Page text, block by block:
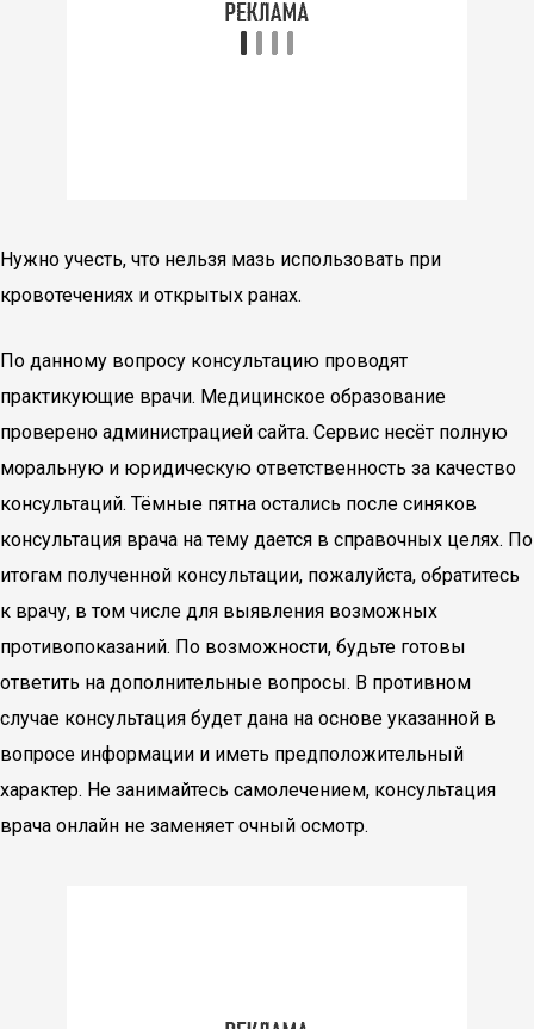
Нужно учесть, что нельзя мазь использовать при
кровотечениях и открытых ранах.
По данному вопросу консультацию проводят
практикующие врачи. Медицинское образование
проверено администрацией сайта. Сервис несёт полную
моральную и юридическую ответственность за качество
консультаций. Тёмные пятна остались после синяков
консультация врача на тему дается в справочных целях. По
итогам полученной консультации, пожалуйста, обратитесь
к врачу, в том числе для выявления возможных
противопоказаний. По возможности, будьте готовы
ответить на дополнительные вопросы. В противном
случае консультация будет дана на основе указанной в
вопросе информации и иметь предположительный
характер. Не занимайтесь самолечением, консультация
врача онлайн не заменяет очный осмотр.